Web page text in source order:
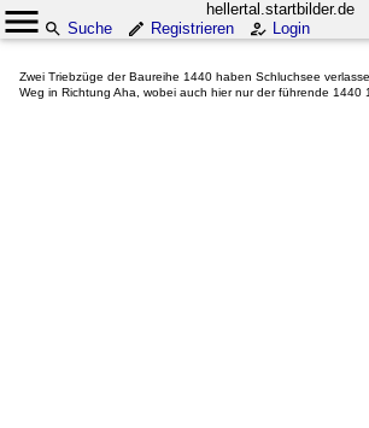
hellertal.startbilder.de
Suche
Registrieren Login
Zwei Triebzüge der Baureihe 1440 haben Schluchsee
Weg in Richtung Aha, wobei auch hier nur der führende 1440